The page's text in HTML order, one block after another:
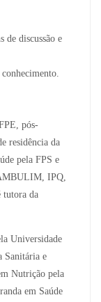
de discussão e
pós-
residência da
pela FPS e
IPQ,
tutora da
Universidade
Sanitária e
Nutrição pela
em Saúde